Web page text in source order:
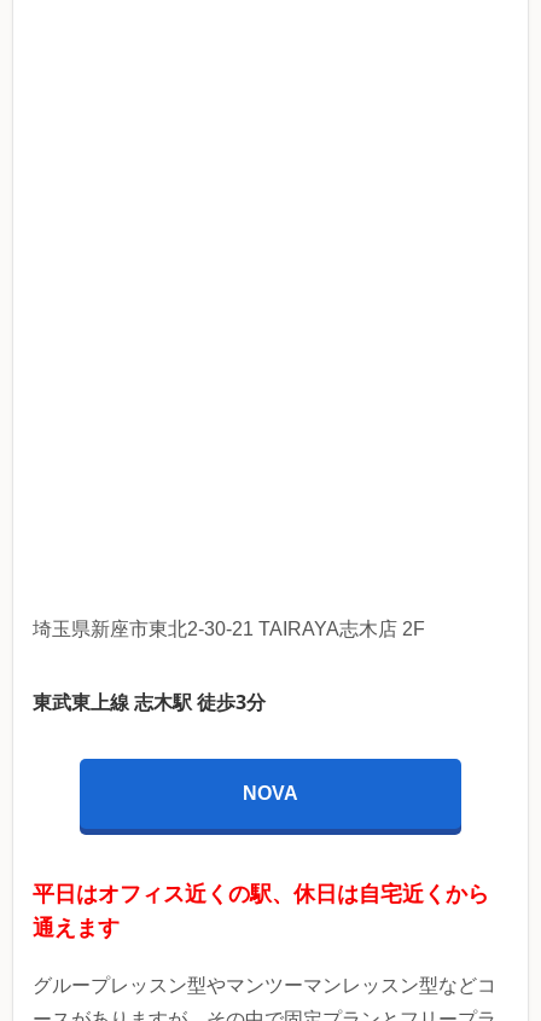
埼玉県新座市東北2-30-21 TAIRAYA志木店 2F
東武東上線 志木駅 徒歩3分
NOVA
平日はオフィス近くの駅、休日は自宅近くから
通えます
グループレッスン型やマンツーマンレッスン型などコ